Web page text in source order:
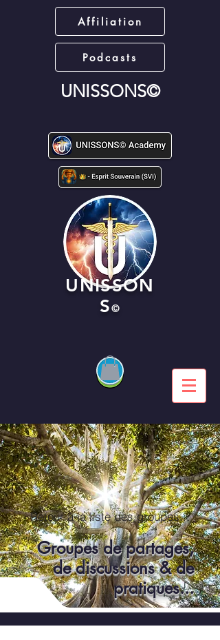
Affiliation
Podcasts
UNISSONS©
UNISSON
S©
Retour à la liste des groupes...
Groupes de partages,
de discussions & de
pratiques...